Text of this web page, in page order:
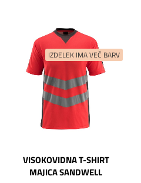
VISOKOVIDNA T-SHIRT
MAJICA SANDWELL